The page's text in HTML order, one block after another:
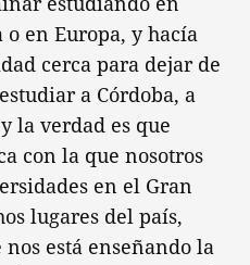
o en Europa, y hacía
cerca para dejar de
a Córdoba, a
la verdad es que
con la que nosotros
en el Gran
lugares del país,
está enseñando la